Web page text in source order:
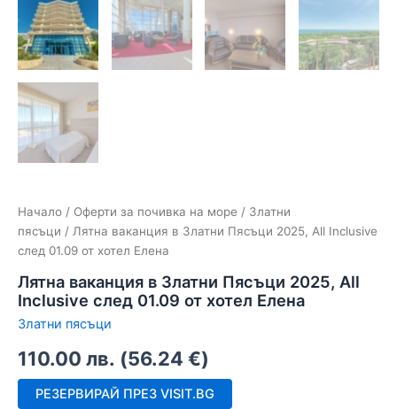
Начало / Оферти за почивка на море / Златни
пясъци / Лятна ваканция в Златни Пясъци 2025, All Inclusive
след 01.09 от хотел Елена
Лятна ваканция в Златни Пясъци 2025, All
Inclusive след 01.09 от хотел Елена
Златни пясъци
110.00 лв. (56.24 €)
РЕЗЕРВИРАЙ ПРЕЗ VISIT.BG